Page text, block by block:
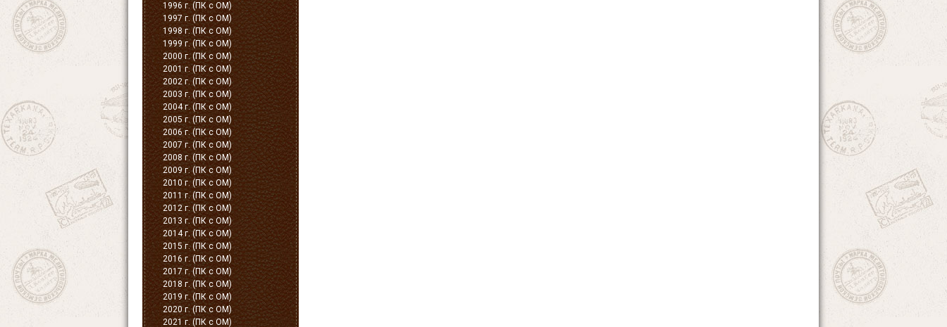
1996 г. (ПК с ОМ)
1997 г. (ПК с ОМ)
1998 г. (ПК с ОМ)
1999 г. (ПК с ОМ)
2000 г. (ПК с ОМ)
2001 г. (ПК с ОМ)
2002 г. (ПК с ОМ)
2003 г. (ПК с ОМ)
2004 г. (ПК с ОМ)
2005 г. (ПК с ОМ)
2006 г. (ПК с ОМ)
2007 г. (ПК с ОМ)
2008 г. (ПК с ОМ)
2009 г. (ПК с ОМ)
2010 г. (ПК с ОМ)
2011 г. (ПК с ОМ)
2012 г. (ПК с ОМ)
2013 г. (ПК с ОМ)
2014 г. (ПК с ОМ)
2015 г. (ПК с ОМ)
2016 г. (ПК с ОМ)
2017 г. (ПК с ОМ)
2018 г. (ПК с ОМ)
2019 г. (ПК с ОМ)
2020 г. (ПК с ОМ)
2021 г. (ПК с ОМ)